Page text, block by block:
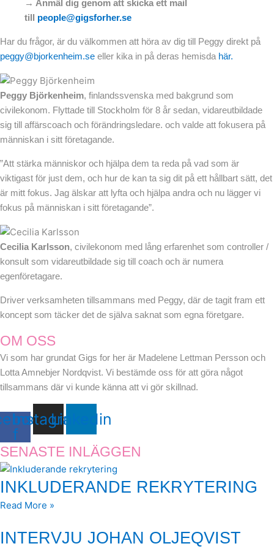
→ Anmäl dig genom att skicka ett mail
till people@gigsforher.se
Har du frågor, är du välkommen att höra av dig till Peggy direkt på
peggy@bjorkenheim.se eller kika in på deras hemisda här.
Peggy Björkenheim, finlandssvenska med bakgrund som
civilekonom. Flyttade till Stockholm för 8 år sedan, vidareutbildade
sig till affärscoach och förändringsledare. och valde att fokusera på
människan i sitt företagande.
”Att stärka människor och hjälpa dem ta reda på vad som är
viktigast för just dem, och hur de kan ta sig dit på ett hållbart sätt, det
är mitt fokus. Jag älskar att lyfta och hjälpa andra och nu lägger vi
fokus på människan i sitt företagande”.
Cecilia Karlsson, civilekonom med lång erfarenhet som controller /
konsult som vidareutbildade sig till coach och är numera
egenföretagare.
Driver verksamheten tillsammans med Peggy, där de tagit fram ett
koncept som täcker det de själva saknat som egna företgare.
OM OSS
Vi som har grundat Gigs for her är Madelene Lettman Persson och
Lotta Amnebjer Nordqvist. Vi bestämde oss för att göra något
tillsammans där vi kunde känna att vi gör skillnad.
f
InstagramLinkedin
SENASTE INLÄGGEN
INKLUDERANDE REKRYTERING
Read More »
INTERVJU JOHAN OLJEQVIST